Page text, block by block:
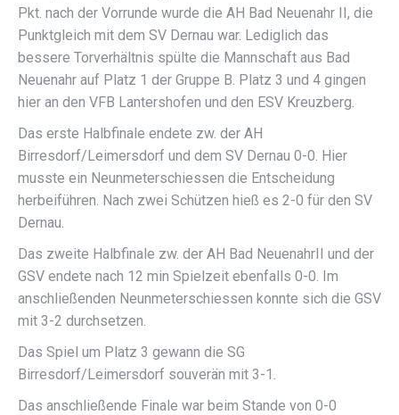
Pkt. nach der Vorrunde wurde die AH Bad Neuenahr II, die
Punktgleich mit dem SV Dernau war. Lediglich das
bessere Torverhältnis spülte die Mannschaft aus Bad
Neuenahr auf Platz 1 der Gruppe B. Platz 3 und 4 gingen
hier an den VFB Lantershofen und den ESV Kreuzberg.
Das erste Halbfinale endete zw. der AH
Birresdorf/Leimersdorf und dem SV Dernau 0-0. Hier
musste ein Neunmeterschiessen die Entscheidung
herbeiführen. Nach zwei Schützen hieß es 2-0 für den SV
Dernau.
Das zweite Halbfinale zw. der AH Bad NeuenahrII und der
GSV endete nach 12 min Spielzeit ebenfalls 0-0. Im
anschließenden Neunmeterschiessen konnte sich die GSV
mit 3-2 durchsetzen.
Das Spiel um Platz 3 gewann die SG
Birresdorf/Leimersdorf souverän mit 3-1.
Das anschließende Finale war beim Stande von 0-0